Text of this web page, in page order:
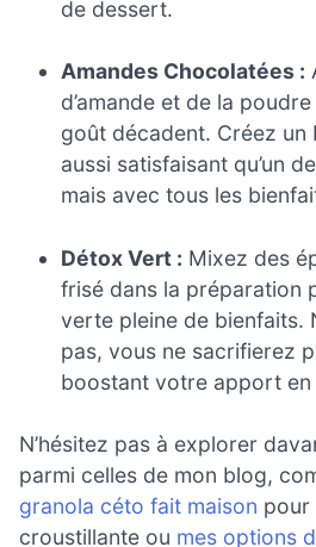
de dessert.
Amandes Chocolatées :
d’amande et de la
goût décadent. Créez un
aussi satisfaisant qu’un
mais avec tous les
Détox Vert : Mixez des
frisé dans la préparation
verte pleine de bienfaits.
pas, vous ne sacrifierez
boostant votre apport en
N’hésitez pas à explorer
parmi celles de mon blog,
granola céto fait maison pour
croustillante ou mes options